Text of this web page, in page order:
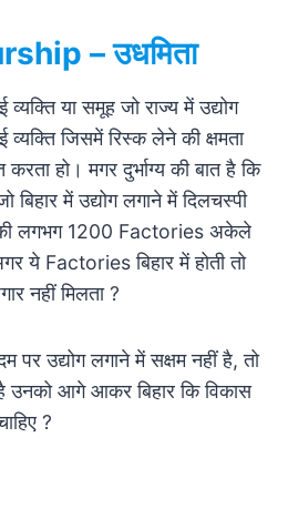
– उधमिता
या समूह जो राज्य में उद्योग
व्यक्ति जिसमें रिस्क लेने की क्षमता
हो। मगर दुर्भाग्य की बात है कि
बिहार में उद्योग लगाने में दिलचस्पी
की लगभग 1200 Factories अकेले
ये Factories बिहार में होती तो
नहीं मिलता ?
पर उद्योग लगाने में सक्षम नहीं है, तो
है उनको आगे आकर बिहार कि विकास
?